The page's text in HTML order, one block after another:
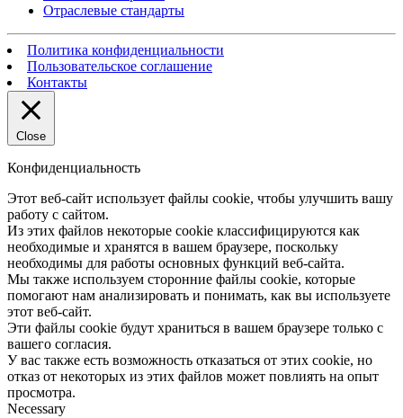
Отраслевые стандарты
Политика конфиденциальности
Пользовательское соглашение
Контакты
Close
Конфиденциальность
Этот веб-сайт использует файлы cookie, чтобы улучшить вашу
работу с сайтом.
Из этих файлов некоторые cookie классифицируются как
необходимые и хранятся в вашем браузере, поскольку
необходимы для работы основных функций веб-сайта.
Мы также используем сторонние файлы cookie, которые
помогают нам анализировать и понимать, как вы используете
этот веб-сайт.
Эти файлы cookie будут храниться в вашем браузере только с
вашего согласия.
У вас также есть возможность отказаться от этих cookie, но
отказ от некоторых из этих файлов может повлиять на опыт
просмотра.
Necessary